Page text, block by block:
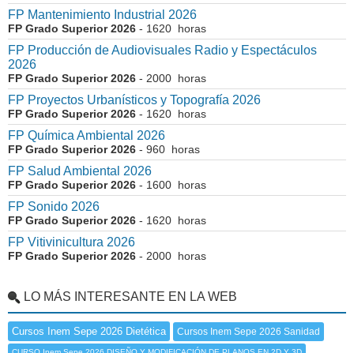
FP Mantenimiento Industrial 2026
FP Grado Superior 2026 - 1620 horas
FP Producción de Audiovisuales Radio y Espectáculos
2026
FP Grado Superior 2026 - 2000 horas
FP Proyectos Urbanísticos y Topografía 2026
FP Grado Superior 2026 - 1620 horas
FP Química Ambiental 2026
FP Grado Superior 2026 - 960 horas
FP Salud Ambiental 2026
FP Grado Superior 2026 - 1600 horas
FP Sonido 2026
FP Grado Superior 2026 - 1620 horas
FP Vitivinicultura 2026
FP Grado Superior 2026 - 2000 horas
LO MÁS INTERESANTE EN LA WEB
Cursos Inem Sepe 2026 Dietética Cursos Inem Sepe 2026 Sanidad